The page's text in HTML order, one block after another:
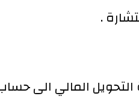
المالي الى